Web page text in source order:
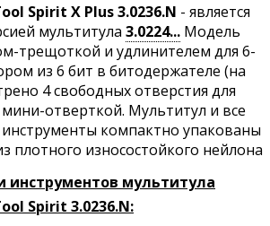
Spirit X Plus 3.0236.N - является
мультитула 3.0224... Модель
трещоткой и удлинителем для 6-
из 6 бит в битодержателе (на
4 свободных отверстия для
отверткой. Мультитул и все
компактно упакованы
плотного износостойкого нейлона
инструментов мультитула
Spirit 3.0236.N: